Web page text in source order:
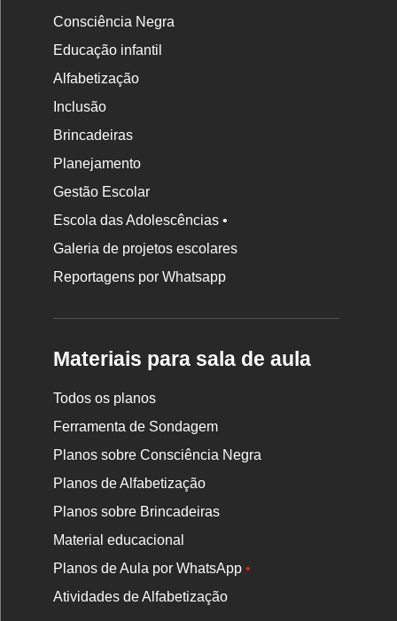
Consciência Negra
Educação infantil
Alfabetização
Inclusão
Brincadeiras
Planejamento
Gestão Escolar
Escola das Adolescências •
Galeria de projetos escolares
Reportagens por Whatsapp
Materiais para sala de aula
Todos os planos
Ferramenta de Sondagem
Planos sobre Consciência Negra
Planos de Alfabetização
Planos sobre Brincadeiras
Material educacional
Planos de Aula por WhatsApp•
Atividades de Alfabetização